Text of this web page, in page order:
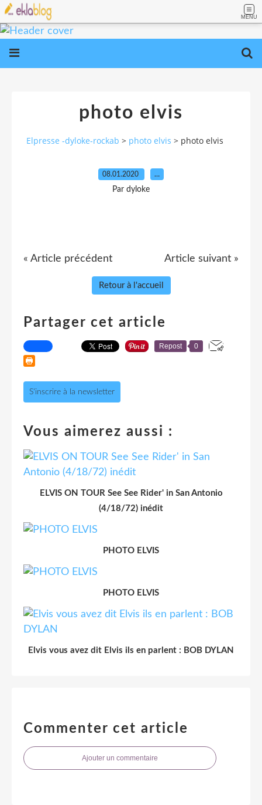
MENU
photo elvis
Elpresse -dyloke-rockab > photo elvis > photo elvis
08.01.2020 …
Par dyloke
« Article précédent Article suivant »
Retour à l'accueil
Partager cet article
Repost 0
S'inscrire à la newsletter
Vous aimerez aussi :
ELVIS ON TOUR See See Rider' in San Antonio
(4/18/72) inédit
PHOTO ELVIS
PHOTO ELVIS
Elvis vous avez dit Elvis ils en parlent : BOB DYLAN
Commenter cet article
Ajouter un commentaire